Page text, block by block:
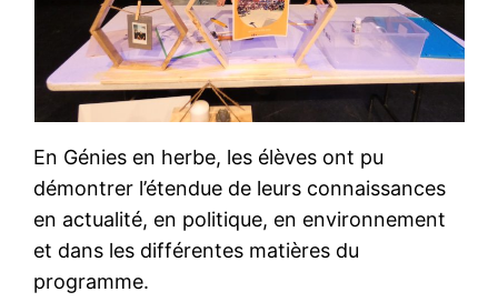
En Génies en herbe, les élèves ont pu
démontrer l’étendue de leurs connaissances
en actualité, en politique, en environnement
et dans les différentes matières du
programme.